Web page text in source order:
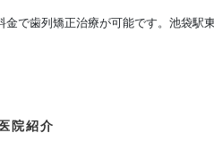
で歯列矯正治療が可能です。池袋駅
医院紹介